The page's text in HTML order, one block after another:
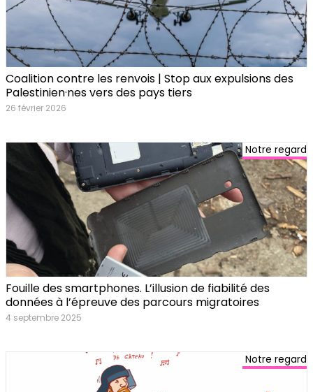
Coalition contre les renvois | Stop aux expulsions des
Palestinien·nes vers des pays tiers
26 février 2026
Notre regard
Fouille des smartphones. L’illusion de fiabilité des
données à l’épreuve des parcours migratoires
4 septembre 2025
Notre regard